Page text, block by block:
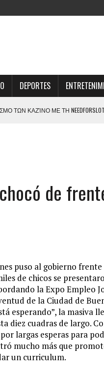
DEPORTES
ΚΑΖΊΝΟ ΜΕ ΤΗ
A HIGH SCORE
NOI OPORTUNITĂȚI DE PARIERE ȘI
DLA KAŻDEGO MIŁOŚNIKA HAZARDU I
de
puso al gobierno
de chicos se
la Expo Empleo
de la Ciudad de
esperando”, la masiva
diez cuadras de largo.
largas esperas para
mucho más que
un curriculum.